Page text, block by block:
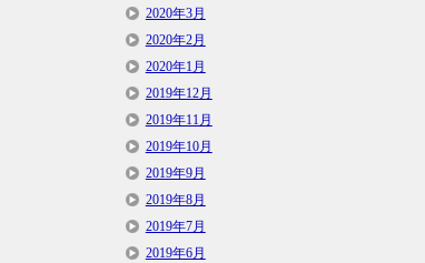
2020年3月
2020年2月
2020年1月
2019年12月
2019年11月
2019年10月
2019年9月
2019年8月
2019年7月
2019年6月